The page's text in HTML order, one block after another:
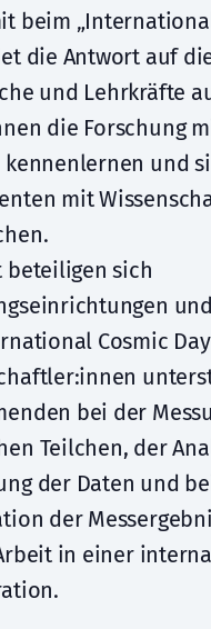
beim
die Antwort auf
und Lehrkräfte
die Forschung
kennenlernen und
mit
beteiligen sich
Cosmic
bei der
Teilchen, der
der Daten und
der
in einer